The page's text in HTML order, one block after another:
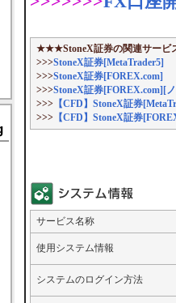
★★★StoneX証券の関連サービ
>>>StoneX証券[MetaTrader5]
>>>StoneX証券[FOREX.com]
>>>StoneX証券[FOREX.com][
>>> 【CFD】StoneX証券
>>> 【CFD】StoneX証券
サービス名称
使用システム情報
システムのログイン方法